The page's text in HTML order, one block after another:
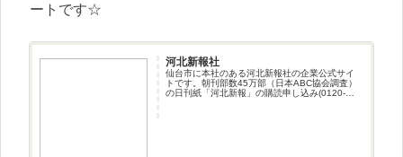
ートです☆
河北新報社
仙台市に本社のある河北新報社の企業公式サイ
トです。朝刊部数45万部（日本ABC協会調査）
の日刊紙「河北新報」の購読申し込み(0120-